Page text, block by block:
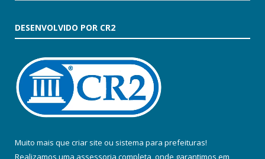
DESENVOLVIDO POR CR2
Muito mais que criar site ou sistema para prefeituras!
Realizamos uma assessoria completa, onde garantimos em